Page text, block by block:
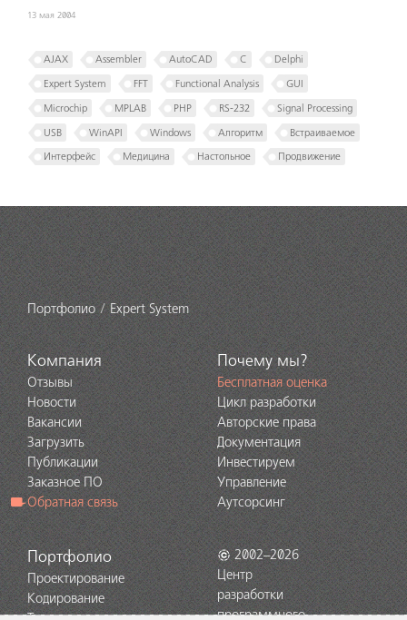
13 мая 2004
AJAX Assembler AutoCAD C Delphi
Expert System FFT Functional Analysis GUI
Microchip MPLAB PHP RS-232 Signal Processing
USB WinAPI Windows Алгоритм Встраиваемое
Интерфейс Медицина Настольное Продвижение
Портфолио Expert System
Компания
Отзывы
Новости
Вакансии
Загрузить
Публикации
Заказное ПО
Обратная связь
Почему мы?
Бесплатная оценка
Цикл разработки
Авторские права
Документация
Инвестируем
Управление
Аутсорсинг
Портфолио
Проектирование
Кодирование
2002–2026
Центр
разработки
программного